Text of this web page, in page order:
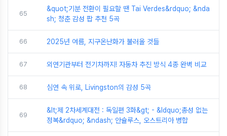
65
&quot;기분 전환이 필요할 땐 Tai Verdes&rdquo; &nda
sh; 청춘 감성 팝 추천 5곡
66 2025년 여름, 지구온난화가 불러올 것들
67 외연기관부터 전기차까지! 자동차 추진 방식 4종 완벽 비교
68 심연 속 위로, Livingston의 감성 5곡
69
&lt;제 2차세계대전 : 독일편 3화&gt; - &ldquo;총성 없는
정복&rdquo; &ndash; 안슐루스, 오스트리아 병합